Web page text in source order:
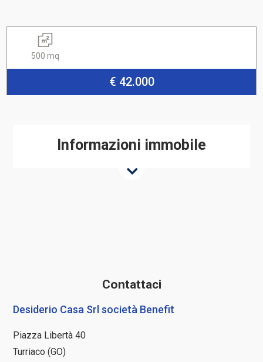
500 mq
€ 42.000
Informazioni immobile
Contattaci
Desiderio Casa Srl società Benefit
Piazza Libertà 40
Turriaco (GO)